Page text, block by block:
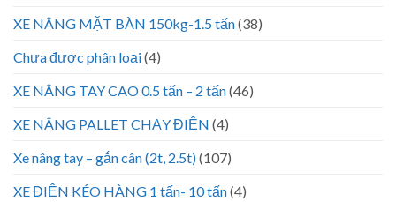
XE NÂNG MẶT BÀN 150kg-1.5 tấn(38)
Chưa được phân loại(4)
XE NÂNG TAY CAO 0.5 tấn – 2 tấn(46)
XE NÂNG PALLET CHẠY ĐIỆN (4)
Xe nâng tay – gắn cân (2t, 2.5t)(107)
XE ĐIỆN KÉO HÀNG 1 tấn- 10 tấn(4)